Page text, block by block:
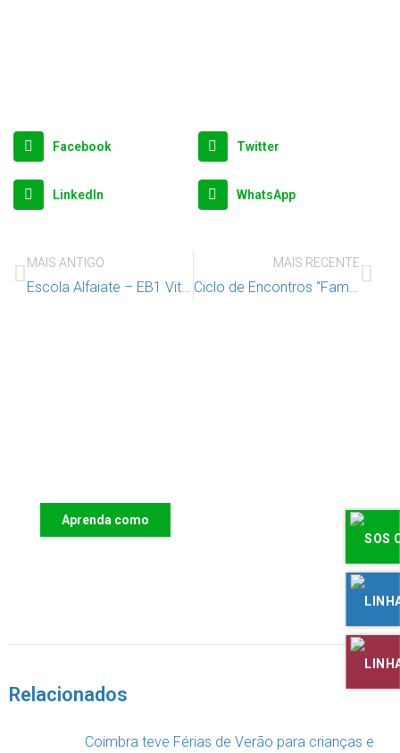
Facebook Twitter
LinkedIn WhatsApp
MAIS ANTIGO MAIS RECENTE
Aprenda como
Relacionados
Coimbra teve Férias de Verão para crianças e